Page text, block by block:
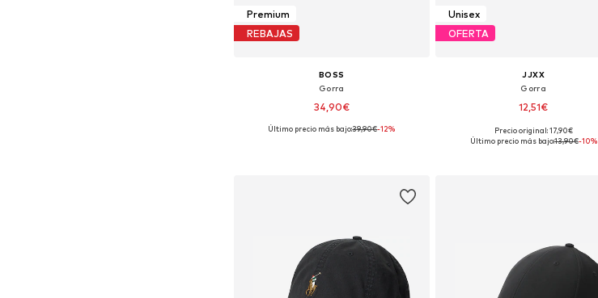
Premium
REBAJAS
BOSS
Gorra
34,90€
Tallas disponibles: 55-60
Último precio más bajo:39,90€-12%
Unisex
OFERTA
JJXX
Gorra
12,51€
Tallas disponibles: 55-60
Precio original: 17,90€
Último precio más bajo:13,90€-10%